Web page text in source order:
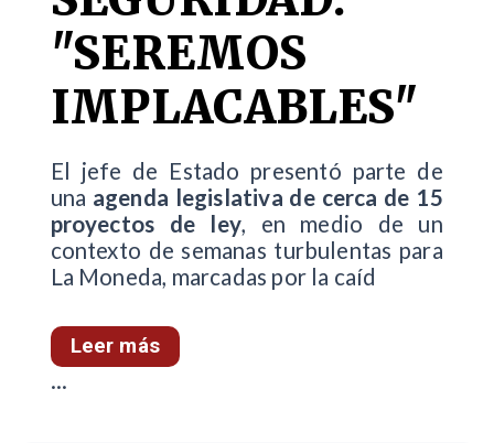
"SEREMOS
IMPLACABLES"
El jefe de Estado presentó parte de
una agenda legislativa de cerca de 15
proyectos de ley, en medio de un
contexto de semanas turbulentas para
La Moneda, marcadas por la caíd
Leer más
...